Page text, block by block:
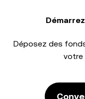
Déposez des
votre